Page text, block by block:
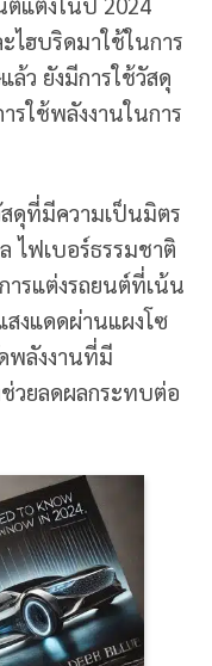
ไฮบริดมาใช้ในการ
ว ยังมีการใช้วัสดุ
รใช้พลังงานในการ
ดุที่มีความเป็นมิตร
ไฟเบอร์ธรรมชาติ
ารแต่งรถยนต์ที่เน้น
สงแดดผ่านแผงโซ
พลังงานที่มี
วยลดผลกระทบต่อ